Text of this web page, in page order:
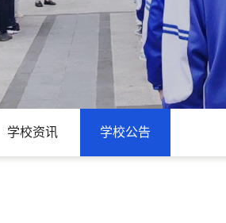
学校资讯 学校公告